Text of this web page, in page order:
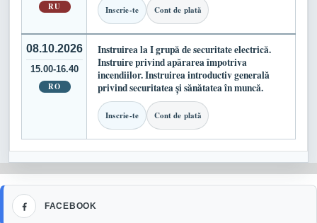
RU Inscrie-te Cont de plată
08.10.2026
15.00-16.40
RO
Instruirea la I grupă de securitate electrică.
Instruire privind apărarea împotriva
incendiilor. Instruirea introductiv generală
privind securitatea și sănătatea în muncă.
Inscrie-te Cont de plată
FACEBOOK
Facebook